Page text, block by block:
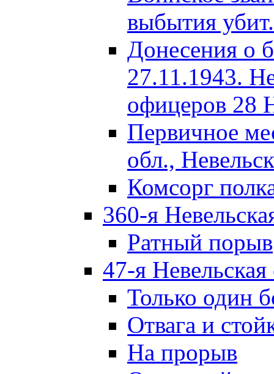
выбытия убит.
Донесения о
27.11.1943.
офицеров 28
Первичное
обл.,
Комсорг
360-я
Ратный порыв
47-я Невельская
Только один
Отвага и
На прорыв